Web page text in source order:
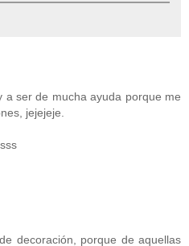
a ser de mucha ayuda porque me
jejejeje.
decoración, porque de aquellas